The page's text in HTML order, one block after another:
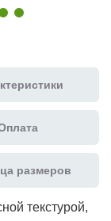
размеров
текстурой,